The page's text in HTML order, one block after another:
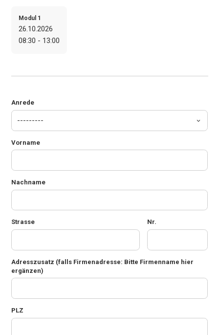
Modul 1
26.10.2026
08:30 - 13:00
Anrede
Vorname
Nachname
Strasse Nr.
Adresszusatz (falls Firmenadresse: Bitte Firmenname hier
ergänzen)
PLZ